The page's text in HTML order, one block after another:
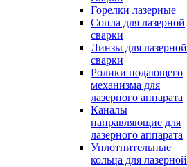
Горелки лазерные
Сопла для лазерной
сварки
Линзы для лазерной
сварки
Ролики подающего
механизма для
лазерного аппарата
Каналы
направляющие для
лазерного аппарата
Уплотнительные
кольца для лазерной